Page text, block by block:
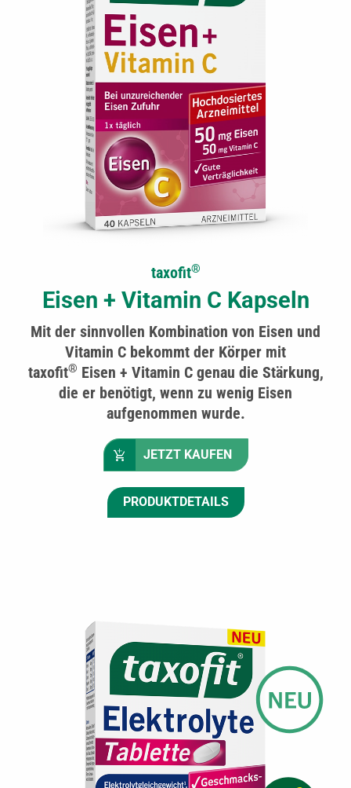
JETZT KAUFEN
PRODUKTDETAILS
taxofit®
Eisen + Vitamin C Kapseln
Mit der sinnvollen Kombination von Eisen und
Vitamin C bekommt der Körper mit
taxofit® Eisen + Vitamin C genau die Stärkung,
die er benötigt, wenn zu wenig Eisen
aufgenommen wurde.